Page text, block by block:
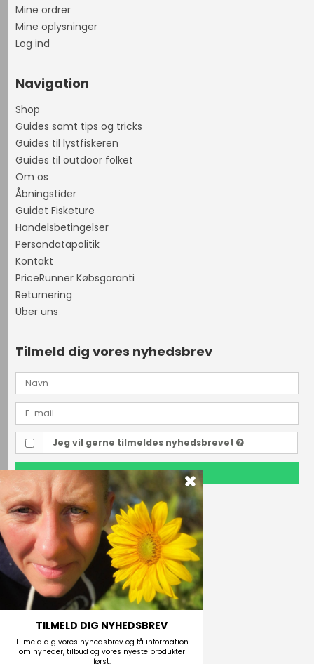
Mine ordrer
Mine oplysninger
Log ind
Navigation
Shop
Guides samt tips og tricks
Guides til lystfiskeren
Guides til outdoor folket
Om os
Åbningstider
Guidet Fisketure
Handelsbetingelser
Persondatapolitik
Kontakt
PriceRunner Købsgaranti
Returnering
Über uns
Tilmeld dig vores nyhedsbrev
Jeg vil gerne tilmeldes nyhedsbrevet
TILMELD
Outdoor i Centrum
Perlegade 44
6400 Sønderborg, Danmark
Telefonnr.
(+45) 74 43 53 55
E-mail
TILMELD DIG NYHEDSBREV
Tilmeld dig vores nyhedsbrev og få information
om nyheder, tilbud og vores nyeste produkter
først.